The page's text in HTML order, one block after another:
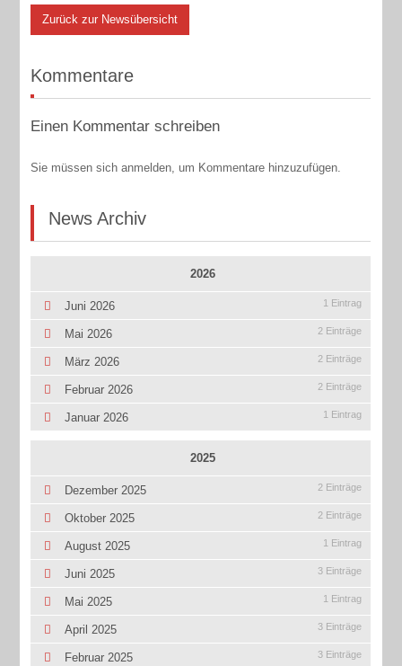
Zurück zur Newsübersicht
Kommentare
Einen Kommentar schreiben
Sie müssen sich anmelden, um Kommentare hinzuzufügen.
News Archiv
2026
Juni 2026 1 Eintrag
Mai 2026 2 Einträge
März 2026 2 Einträge
Februar 2026 2 Einträge
Januar 2026 1 Eintrag
2025
Dezember 2025 2 Einträge
Oktober 2025 2 Einträge
August 2025 1 Eintrag
Juni 2025 3 Einträge
Mai 2025 1 Eintrag
April 2025 3 Einträge
Februar 2025 3 Einträge